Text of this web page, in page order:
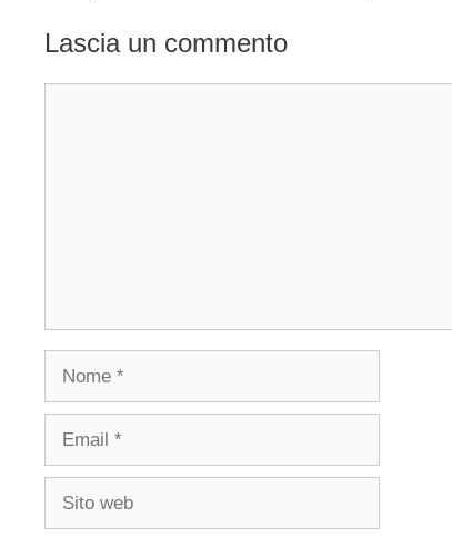
Lascia un commento
Nome
Email
Sito